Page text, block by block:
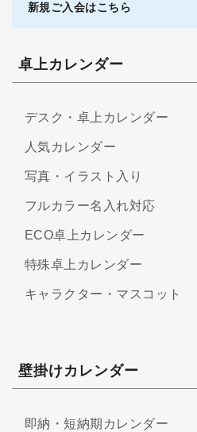
新規ご入会はこちら
卓上カレンダー
デスク・卓上カレンダー
人気カレンダー
写真・イラスト入り
フルカラー名入れ対応
ECO卓上カレンダー
特殊卓上カレンダー
キャラクター・マスコット
壁掛けカレンダー
即納・短納期カレンダー